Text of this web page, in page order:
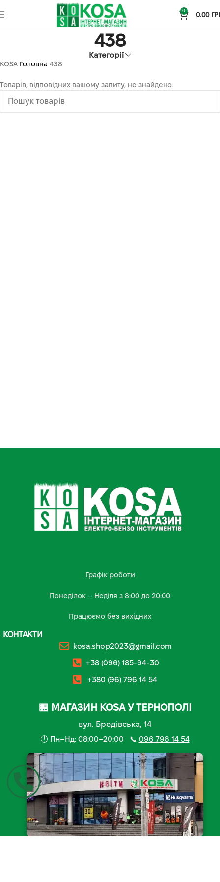
0
0.00
438
Категорії
KOSA Головна 438
Товарів, відповідних вашому запиту, не знайдено.
Графік роботи
Понеділок – Неділя з 8:00 до 20:00
Працюємо без вихідних
КОНТАКТИ
kosa.shop2023@gmail.com
+38 (096) 185-94-30
+380 (96) 796 14 54
🏪 МАГАЗИН KOSA У ТЕРНОПОЛІ
вул. Бродівська, 14
🕘 Пн–Нд: 08:00–20:00 📞 096 796 14 54